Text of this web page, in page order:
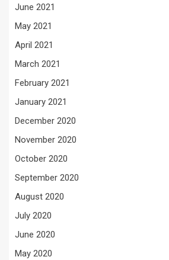
June 2021
May 2021
April 2021
March 2021
February 2021
January 2021
December 2020
November 2020
October 2020
September 2020
August 2020
July 2020
June 2020
May 2020